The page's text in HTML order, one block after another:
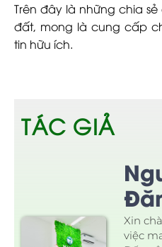
Trên đây là những chia
đất, mong là cung cấp
tin hữu ích.
TÁC GIẢ
Xin
việc